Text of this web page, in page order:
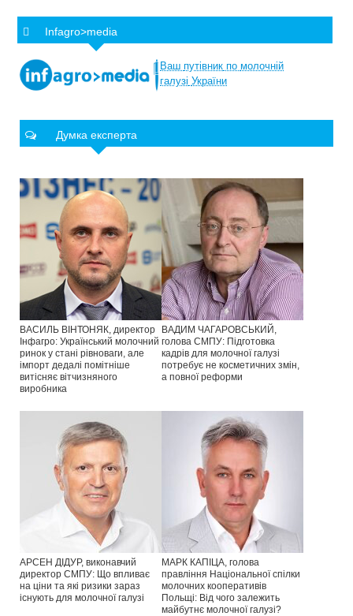
Infagro>media
Ваш путівник по молочній
галузі України
Думка експерта
ВАСИЛЬ ВІНТОНЯК, директор
Інфагро: Український молочний
ринок у стані рівноваги, але
імпорт дедалі помітніше
витісняє вітчизняного
виробника
ВАДИМ ЧАГАРОВСЬКИЙ,
голова СМПУ: Підготовка
кадрів для молочної галузі
потребує не косметичних змін,
а повної реформи
АРСЕН ДІДУР, виконавчий
директор СМПУ: Що впливає
на ціни та які ризики зараз
існують для молочної галузі
МАРК КАПІЦА, голова
правління Національної спілки
молочних кооперативів
Польщі: Від чого залежить
майбутнє молочної галузі?